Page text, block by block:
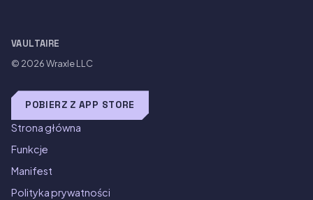
VAULTAIRE
© 2026Wraxle LLC
POBIERZ Z APP STORE
Strona główna
Funkcje
Manifest
Polityka prywatności